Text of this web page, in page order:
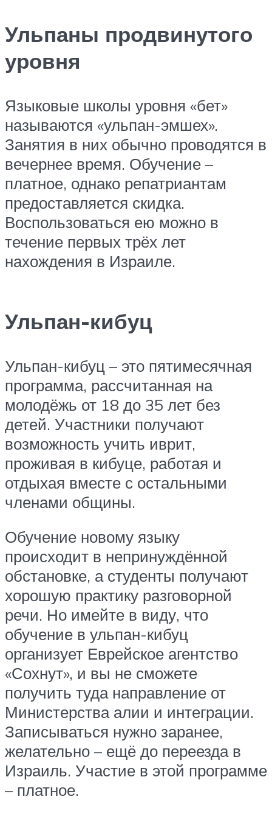
Ульпаны продвинутого
уровня
Языковые школы уровня «бет»
называются «ульпан-эмшех».
Занятия в них обычно проводятся в
вечернее время. Обучение –
платное, однако репатриантам
предоставляется скидка.
Воспользоваться ею можно в
течение первых трёх лет
нахождения в Израиле.
Ульпан-кибуц
Ульпан-кибуц – это пятимесячная
программа, рассчитанная на
молодёжь от 18 до 35 лет без
детей. Участники получают
возможность учить иврит,
проживая в кибуце, работая и
отдыхая вместе с остальными
членами общины.
Обучение новому языку
происходит в непринуждённой
обстановке, а студенты получают
хорошую практику разговорной
речи. Но имейте в виду, что
обучение в ульпан-кибуц
организует Еврейское агентство
«Сохнут», и вы не сможете
получить туда направление от
Министерства алии и интеграции.
Записываться нужно заранее,
желательно – ещё до переезда в
Израиль. Участие в этой программе
– платное.